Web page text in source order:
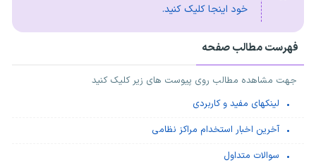
خود اینجا کلیک کنید.
فهرست مطالب صفحه
جهت مشاهده مطالب روی پیوست های زیر کلیک کنید
لینکهای مفید و کاربردی
آخرین اخبار استخدام مراکز نظامی
سوالات متداول